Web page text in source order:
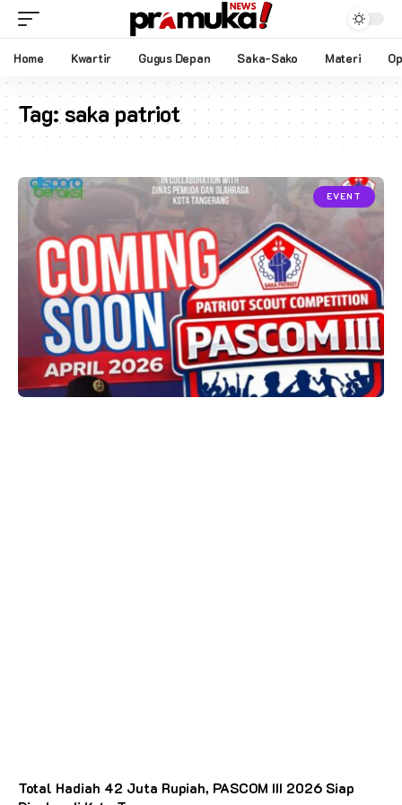
Home Kwartir Gugus Depan Saka-Sako Materi
Tag:saka patriot
EVENT
Total Hadiah 42 Juta Rupiah, PASCOM III 2026 Siap